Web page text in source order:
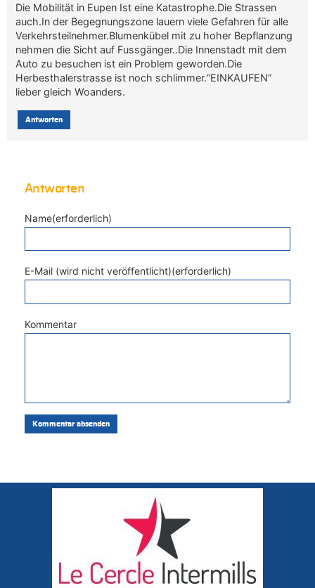
Die Mobilität in Eupen Ist eine Katastrophe.Die Strassen
auch.In der Begegnungszone lauern viele Gefahren für alle
Verkehrsteilnehmer.Blumenkübel mit zu hoher Bepflanzung
nehmen die Sicht auf Fussgänger..Die Innenstadt mit dem
Auto zu besuchen ist ein Problem geworden.Die
Herbesthalerstrasse ist noch schlimmer.“EINKAUFEN“
lieber gleich Woanders.
Antworten
Antworten
Name(erforderlich)
E-Mail (wird nicht veröffentlicht)(erforderlich)
Kommentar